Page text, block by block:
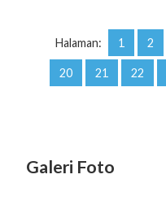
Halaman: 1 2
20 21 22
Galeri Foto